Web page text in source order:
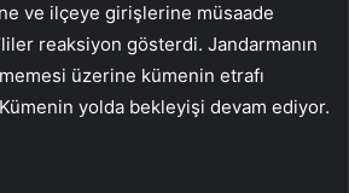
ve ilçeye girişlerine müsaade
reaksiyon gösterdi. Jandarmanın
üzerine kümenin etrafı
yolda bekleyişi devam ediyor.